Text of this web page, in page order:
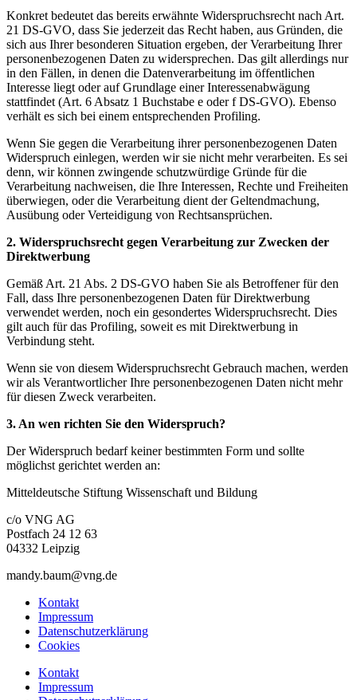
Konkret bedeutet das bereits erwähnte Widerspruchsrecht nach Art.
21 DS-GVO, dass Sie jederzeit das Recht haben, aus Gründen, die
sich aus Ihrer besonderen Situation ergeben, der Verarbeitung Ihrer
personenbezogenen Daten zu widersprechen. Das gilt allerdings nur
in den Fällen, in denen die Datenverarbeitung im öffentlichen
Interesse liegt oder auf Grundlage einer Interessenabwägung
stattfindet (Art. 6 Absatz 1 Buchstabe e oder f DS-GVO). Ebenso
verhält es sich bei einem entsprechenden Profiling.
Wenn Sie gegen die Verarbeitung ihrer personenbezogenen Daten
Widerspruch einlegen, werden wir sie nicht mehr verarbeiten. Es sei
denn, wir können zwingende schutzwürdige Gründe für die
Verarbeitung nachweisen, die Ihre Interessen, Rechte und Freiheiten
überwiegen, oder die Verarbeitung dient der Geltendmachung,
Ausübung oder Verteidigung von Rechtsansprüchen.
2. Widerspruchsrecht gegen Verarbeitung zur Zwecken der
Direktwerbung
Gemäß Art. 21 Abs. 2 DS-GVO haben Sie als Betroffener für den
Fall, dass Ihre personenbezogenen Daten für Direktwerbung
verwendet werden, noch ein gesondertes Widerspruchsrecht. Dies
gilt auch für das Profiling, soweit es mit Direktwerbung in
Verbindung steht.
Wenn sie von diesem Widerspruchsrecht Gebrauch machen, werden
wir als Verantwortlicher Ihre personenbezogenen Daten nicht mehr
für diesen Zweck verarbeiten.
3. An wen richten Sie den Widerspruch?
Der Widerspruch bedarf keiner bestimmten Form und sollte
möglichst gerichtet werden an:
Mitteldeutsche Stiftung Wissenschaft und Bildung
c/o VNG AG
Postfach 24 12 63
04332 Leipzig
mandy.baum@vng.de
Kontakt
Impressum
Datenschutzerklärung
Cookies
Kontakt
Impressum